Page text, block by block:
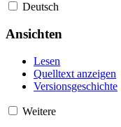
Deutsch
Ansichten
Lesen
Quelltext anzeigen
Versionsgeschichte
Weitere